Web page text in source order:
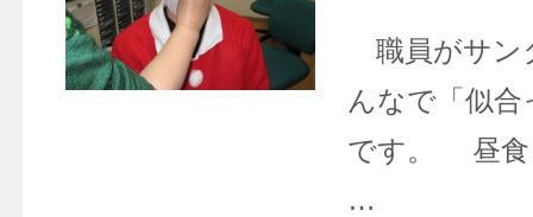
職員がサ
んなで「似
です。 昼
…